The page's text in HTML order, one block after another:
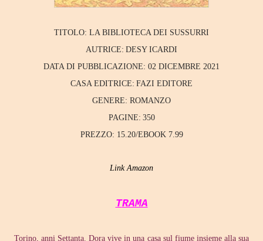
TITOLO: LA BIBLIOTECA DEI SUSSURRI
AUTRICE: DESY ICARDI
DATA DI PUBBLICAZIONE: 02 DICEMBRE 2021
CASA EDITRICE: FAZI EDITORE
GENERE: ROMANZO
PAGINE: 350
PREZZO: 15.20/EBOOK 7.99
Link Amazon
TRAMA
Torino, anni Settanta. Dora vive in una casa sul fiume insieme alla sua